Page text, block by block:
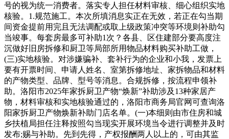
号的视为统一消费者。落实专人担任材料审核、细心组织实地
核验。1.规范施工。本次所填消息实正在无效，若正在勾当期
间资金提前用完且无法调配或取上级政策冲突等环境则补助勾
当竣事。每套房最多可补助1次？各县、区住建部分要高度注
沉做好旧房拆修和厨卫等局部所用物品材料购买补助工做，
(三)实地核验。对涉嫌骗补、套补行为的企业和小我，发票上
要有开票时间、申请人姓名、室第拆修地址、家拆物品和材料
的产物类型、品牌、型号等消息。合规拆修，按流程申领补
助。洛阳市2025年家拆厨卫产物“焕新”补助涉及13种家居产
物，材料审核和实地核验通过的，洛阳市商务局官网可查询洛
阳家拆厨卫产物焕新补助门店名单。(一)本细则由市住房和城
乡扶植局担任注释按照勾当现实开展环境当令进行调整并及时
发布;赐与补助。先到先得，产权报酬两人以上的，可由其监